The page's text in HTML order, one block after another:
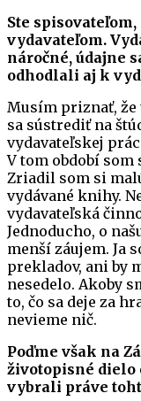
Ste
vydavateľom.
náročné, údajne
odhodlali aj k
Musím priznať, že
sa sústrediť na
vydavateľskej
V tom období
Zriadil som si
vydávané knihy.
vydavateľská
Jednoducho, o
menší záujem. Ja
prekladov, ani by
nesedelo. Akoby
to, čo sa deje za
nevieme nič.
Poďme však na
životopisné dielo
vybrali práve